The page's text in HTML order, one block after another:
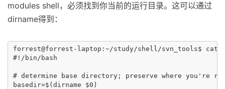
modules shell，必须找到你当前的运行目录。这可以通过
dirname得到：
forrest@forrest-laptop:~/study/shell/svn_tools$ cat
#!/bin/bash
# determine base directory; preserve where you're
basedir=$(dirname $0)